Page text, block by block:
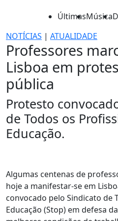
ÚltimasMúsica
NOTÍCIAS | ATUALIDADE
Professores
Lisboa em
pública
Protesto
de Todos os
Educação.
Algumas centenas de
hoje a manifestar-se em
convocado pelo Sindicato de
Educação (Stop) em defesa